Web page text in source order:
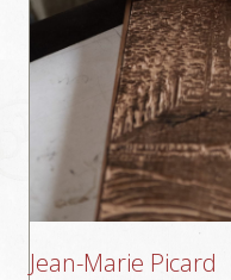
Jean-Marie Picard